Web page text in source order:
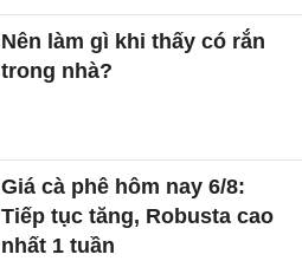
Nên làm gì khi thấy có rắn
trong nhà?
Giá cà phê hôm nay 6/8:
Tiếp tục tăng, Robusta cao
nhất 1 tuần